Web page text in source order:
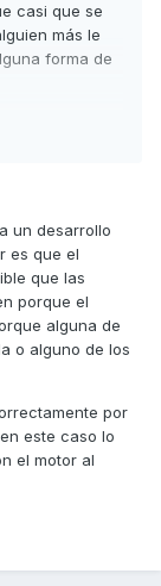
casi que se
más le
forma de
un desarrollo
es que el
que las
porque el
alguna de
o alguno de los
por
este caso lo
el motor al